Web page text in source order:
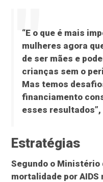
“E o que é mais
mulheres agora
de ser mães e
crianças sem o
Mas temos
financiamento
esses
Estratégias
Segundo o Ministério
mortalidade por